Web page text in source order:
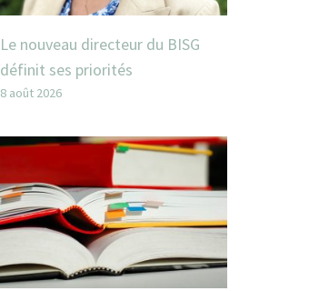
Le nouveau directeur du BISG
définit ses priorités
8 août 2026